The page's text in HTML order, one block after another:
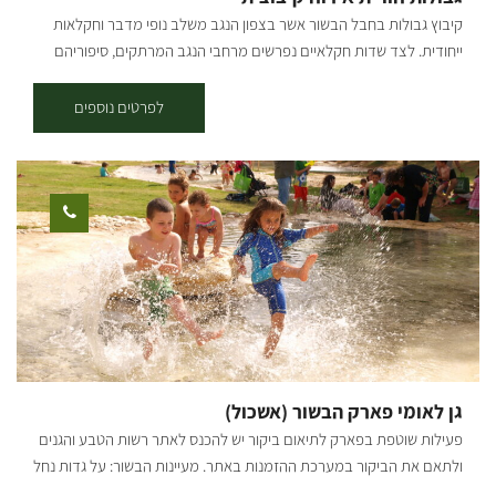
קיבוץ גבולות בחבל הבשור אשר בצפון הנגב משלב נופי מדבר וחקלאות
ייחודית. לצד שדות חקלאיים נפרשים מרחבי הנגב המרתקים, סיפוריהם
בנגב מבטיח לכם חופשה המשלבת נגיעה קיבוצית עם היסטוריה מפוארת
ושקט ורוגע ללא הפסקה. בגבולות שני מתחמי אירוח: 26 יחידות אירוח
קיבוציות צמודות קרקע המותאמות עד זוג +3 בכל יחידה יש מטבחון עם
מקרר, מיקרוגל וערכת קפה, מזגן, וטלוויזיה בכבלים. אירוח שיתופי: שתי
מלוניות משפחתיות/ קבוצתיות המעוצבות בסגנון מקסיקני מלונית אחת עם
10 חדרי שינה (36 מיטות) והשנייה עם 7 חדרי שינה (24 מיטות) בכל חדר
שירותים ומקלחת פרטיים ובכל מלונית מטבח וסלון משותפים.. סביבת
האתר ירוקה ומטופחת, מדשאות מוריקות, עצים וצל לרוב, מתקני מנגל,
שולחנות פיקניק, נדנדות וערסלים המעניקים תחושה של שלווה קיבוצית
אוטנטית. בקיבוץ עומדים לרשותכם: חדר אוכל כשר, בריכת שחייה מקורה
ומחוממת פעילה כל השנה, פאב, מרכולית, מגרשי ספורט ומתקני כושר
של קיבוץ גבולות מאז ועד היום דרך יצירות פסיפס מקומיות. מימי המעבר
ממצפה גבולות לקיבוץ החדש, מימי בתי הילדים ועד הלינה המשפחתית
מימי הקיבוץ השיתופי ועד לקיבוץ המופרט. ולמי שאנחנו היום - הפרנסה,
לפרטים נוספים
גן לאומי פארק הבשור (אשכול)
פעילות שוטפת בפארק לתיאום ביקור יש להכנס לאתר רשות הטבע והגנים
ולתאם את הביקור במערכת ההזמנות באתר. מעיינות הבשור: על גדות נחל